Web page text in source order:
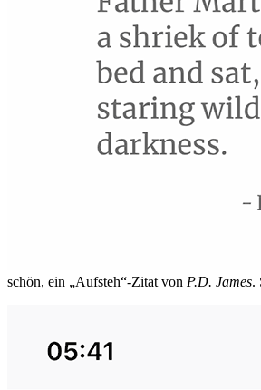
schön, ein „Aufsteh“-Zitat von P.D. James.